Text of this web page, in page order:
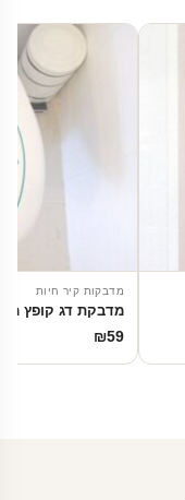
מדבקות קיר חיות
מדבקת דג קופץ
₪59